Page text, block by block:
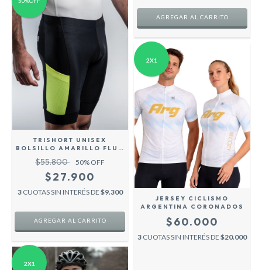
AGREGAR AL CARRITO
TRISHORT UNISEX
BOLSILLO AMARILLO FLUO
$55.800 50% OFF
$27.900
3 CUOTAS SIN INTERÉS DE $9.300
AGREGAR AL CARRITO
2X1
JERSEY CICLISMO
ARGENTINA CORONADOS
$60.000
3 CUOTAS SIN INTERÉS DE $20.000
2X1